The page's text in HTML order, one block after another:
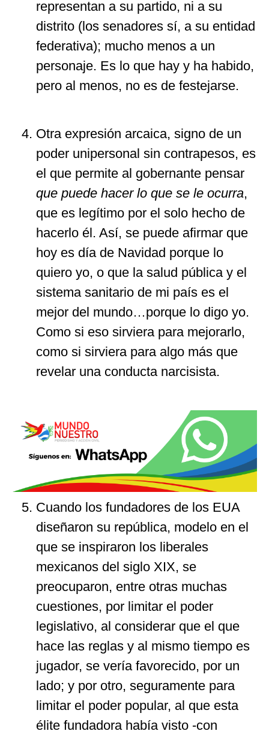
representan a su partido, ni a su
distrito (los senadores sí, a su entidad
federativa); mucho menos a un
personaje. Es lo que hay y ha habido,
pero al menos, no es de festejarse.
Otra expresión arcaica, signo de un
poder unipersonal sin contrapesos, es
el que permite al gobernante pensar
que puede hacer lo que se le ocurra,
que es legítimo por el solo hecho de
hacerlo él. Así, se puede afirmar que
hoy es día de Navidad porque lo
quiero yo, o que la salud pública y el
sistema sanitario de mi país es el
mejor del mundo…porque lo digo yo.
Como si eso sirviera para mejorarlo,
como si sirviera para algo más que
revelar una conducta narcisista.
Cuando los fundadores de los EUA
diseñaron su república, modelo en el
que se inspiraron los liberales
mexicanos del siglo XIX, se
preocuparon, entre otras muchas
cuestiones, por limitar el poder
legislativo, al considerar que el que
hace las reglas y al mismo tiempo es
jugador, se vería favorecido, por un
lado; y por otro, seguramente para
limitar el poder popular, al que esta
élite fundadora había visto -con